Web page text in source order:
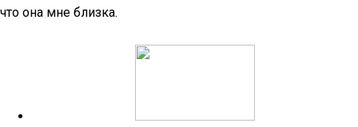
что она мне близка.